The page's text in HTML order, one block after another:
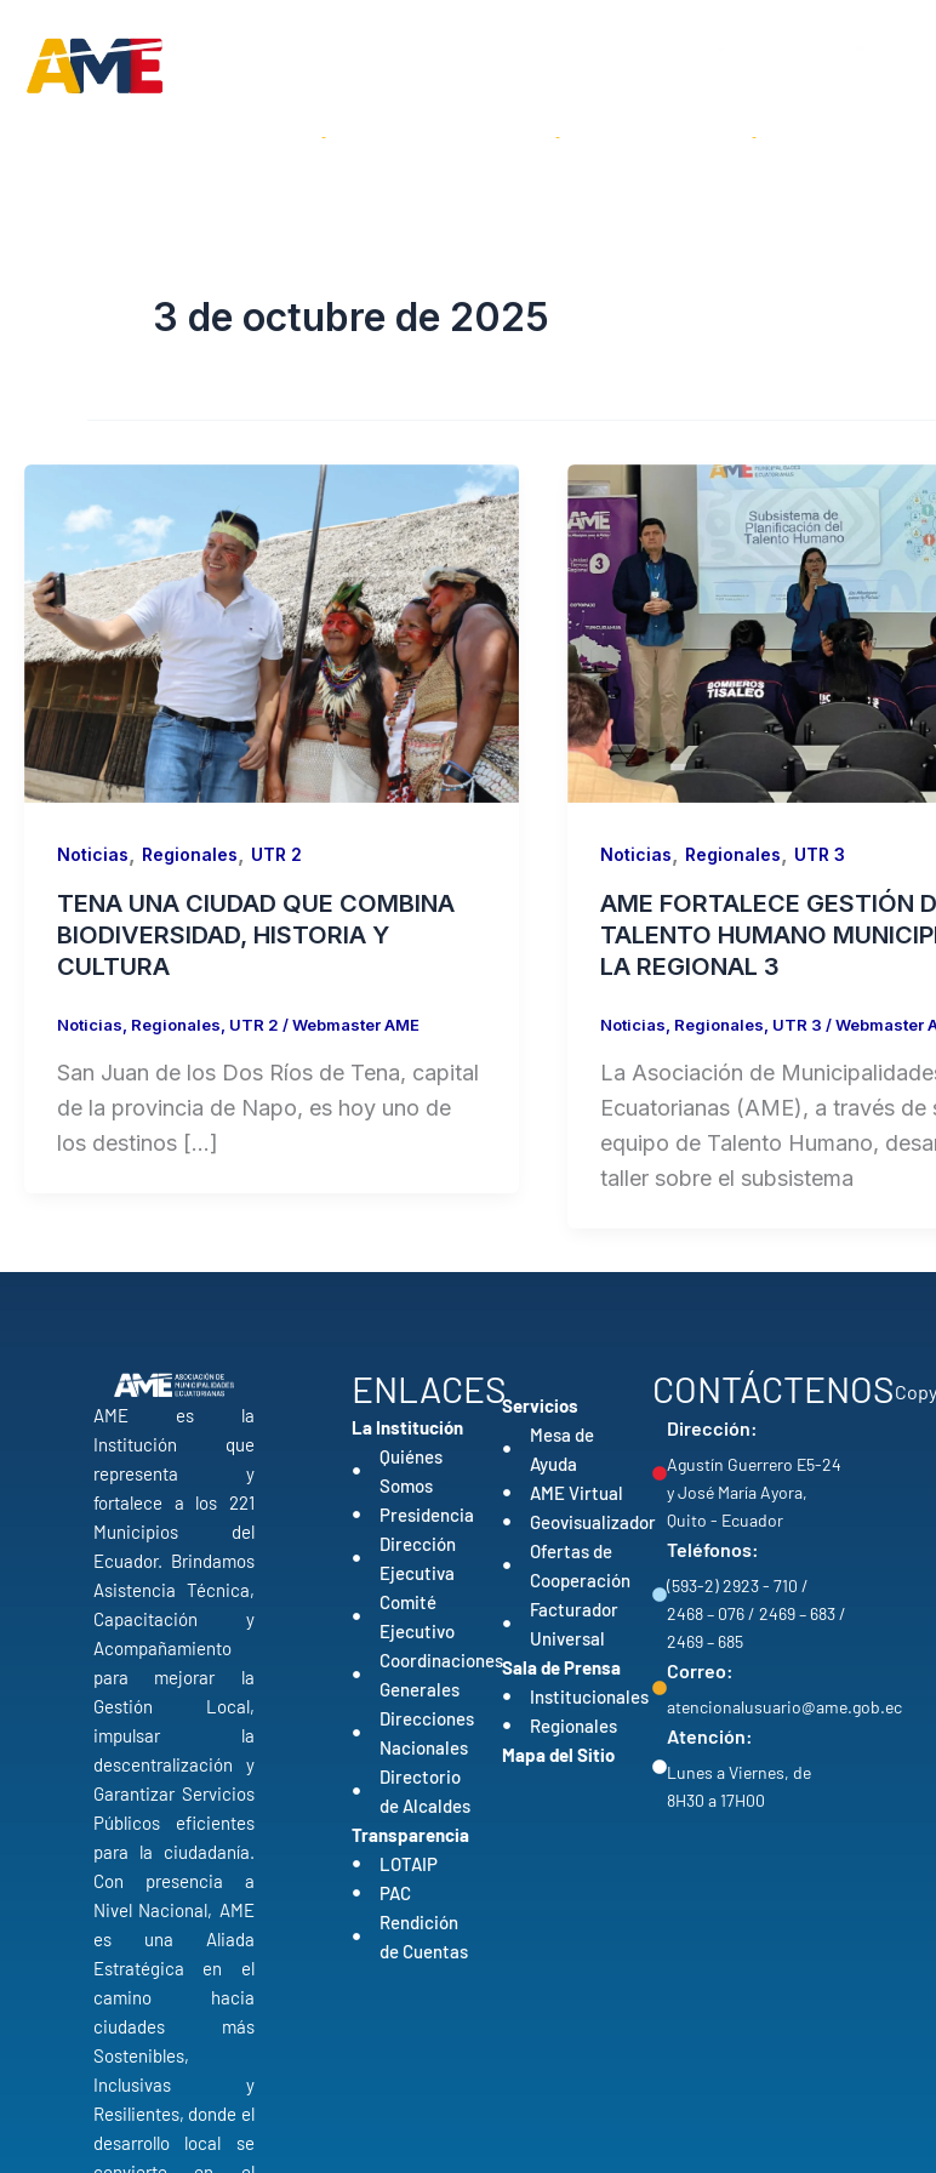
contenido
3 de octubre de 2025
Noticias Regionales UTR 2
TENA UNA CIUDAD QUE COMBINA
BIODIVERSIDAD, HISTORIA Y
CULTURA
Noticias Regionales UTR 2 /Webmaster AME
San Juan de los Dos Ríos de Tena, capital
de la provincia de Napo, es hoy uno de
los destinos […]
Noticias Regionales UTR 3
AME FORTALECE GESTIÓN
TALENTO HUMANO
LA REGIONAL 3
Noticias Regionales UTR 3 /Webmaster
La Asociación de
Ecuatorianas (AME), a través de
equipo de Talento Humano,
taller sobre el subsistema
AME es la
Institución que
representa y
fortalece a los 221
Municipios del
Ecuador. Brindamos
Asistencia Técnica,
Capacitación y
Acompañamiento
para mejorar la
Gestión Local,
impulsar la
descentralización y
Garantizar Servicios
Públicos eficientes
para la ciudadanía.
Con presencia a
Nivel Nacional, AME
es una Aliada
Estratégica en el
camino hacia
ciudades más
Sostenibles,
Inclusivas y
Resilientes, donde el
desarrollo local se
ENLACES
La Institución
Quiénes
Somos
Presidencia
Dirección
Ejecutiva
Comité
Ejecutivo
Coordinaciones
Generales
Direcciones
Nacionales
Directorio
de Alcaldes
Transparencia
LOTAIP
PAC
Rendición
de Cuentas
Servicios
Mesa de
Ayuda
AME Virtual
Geovisualizador
Ofertas de
Cooperación
Facturador
Universal
Sala de Prensa
Institucionales
Regionales
Mapa del Sitio
CONTÁCTENOS
Dirección:
Agustín Guerrero E5-24
y José María Ayora,
Quito - Ecuador
Teléfonos:
(593-2) 2923 - 710 /
2468 – 076 / 2469 – 683 /
2469 – 685
Correo:
atencionalusuario@ame.gob.ec
Atención:
Lunes a Viernes, de
8H30 a 17H00